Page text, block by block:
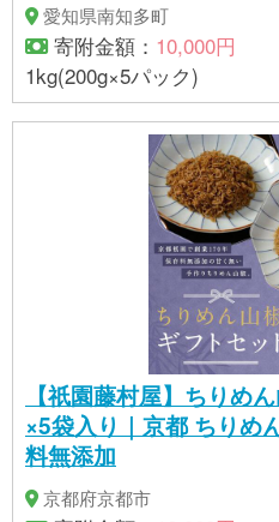
愛知県南知多町
寄附金額： 10,000円
1kg(200g×5パック)
【祇園藤村屋】ちりめ
×5袋入り｜京都 ちりめ
料無添加
京都府京都市